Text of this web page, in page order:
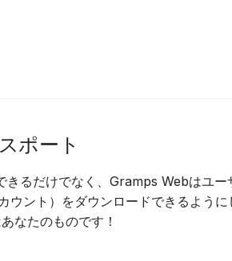
ポート
るだけでなく、Gramps Webはユー
ント）をダウンロードできるように
なたのものです！